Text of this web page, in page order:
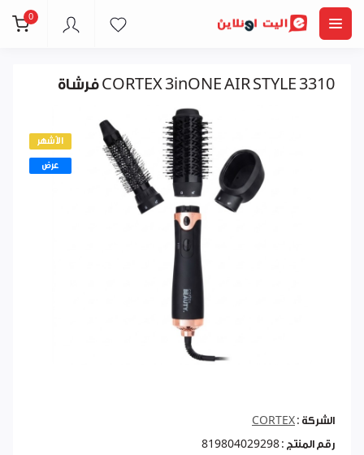
0
فرشاة CORTEX 3inONE AIR STYLE 3310
الأشهر
عرض
الشركة : CORTEX
رقم المنتج : 819804029298